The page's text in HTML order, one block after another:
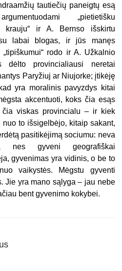
tautiečių paneigtų esą
„pietietišku
krauju“ ir A. Bernso išskirtu
labai blogas, ir jūs manęs
„tipiškumui“ rodo ir A. Užkalnio
dėlto provincialiausi neretai
Paryžiuj ar Niujorke; įtikėję
yra moralinis pavyzdys kitai
akcentuoti, koks čia esąs
viskas provincialu – ir kiek
to išsigelbėjo, kitaip sakant,
pasitikėjimą sociumu: neva
nes gyveni geografiškai
gyvenimas yra vidinis, o be to
vaikystės. Mėgstu gyventi
Jie yra mano sąlyga – jau nebe
bent gyvenimo kokybei.